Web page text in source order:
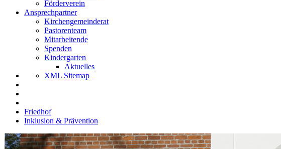
Förderverein
Ansprechpartner
Kirchengemeinderat
Pastorenteam
Mitarbeitende
Spenden
Kindergarten
Aktuelles
XML Sitemap
Friedhof
Inklusion & Prävention